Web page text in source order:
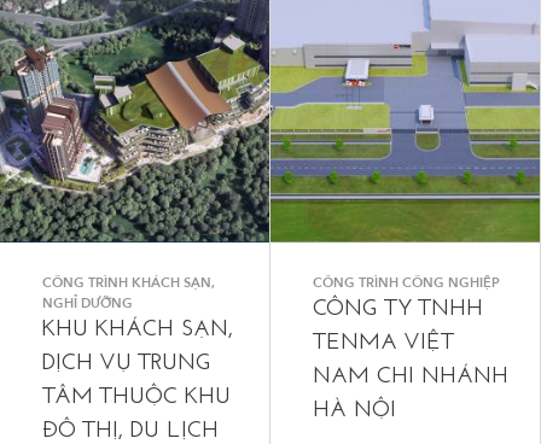
CÔNG TRÌNH KHÁCH SẠN,
NGHỈ DƯỠNG
KHU KHÁCH SẠN,
DỊCH VỤ TRUNG
TÂM THUỘC KHU
ĐÔ THỊ, DU LỊCH
CÔNG TRÌNH CÔNG NGHIỆP
CÔNG TY TNHH
TENMA VIỆT
NAM CHI NHÁNH
HÀ NỘI